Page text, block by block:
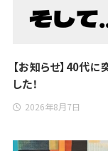
【お知らせ】40代
した！
2026年8月7日